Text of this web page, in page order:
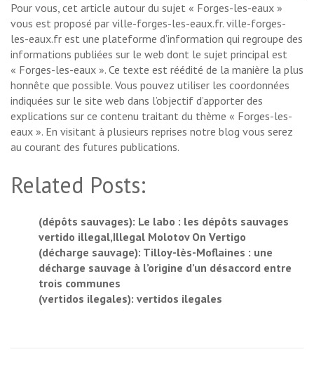
Pour vous, cet article autour du sujet « Forges-les-eaux »
vous est proposé par ville-forges-les-eaux.fr. ville-forges-
les-eaux.fr est une plateforme d’information qui regroupe des
informations publiées sur le web dont le sujet principal est
« Forges-les-eaux ». Ce texte est réédité de la manière la plus
honnête que possible. Vous pouvez utiliser les coordonnées
indiquées sur le site web dans l’objectif d’apporter des
explications sur ce contenu traitant du thème « Forges-les-
eaux ». En visitant à plusieurs reprises notre blog vous serez
au courant des futures publications.
Related Posts:
(dépôts sauvages): Le labo : les dépôts sauvages
vertido illegal,Illegal Molotov On Vertigo
(décharge sauvage): Tilloy-lès-Moflaines : une
décharge sauvage à l’origine d’un désaccord entre
trois communes
(vertidos ilegales): vertidos ilegales